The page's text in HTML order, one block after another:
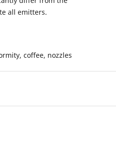
all emitters.
coffee, nozzles